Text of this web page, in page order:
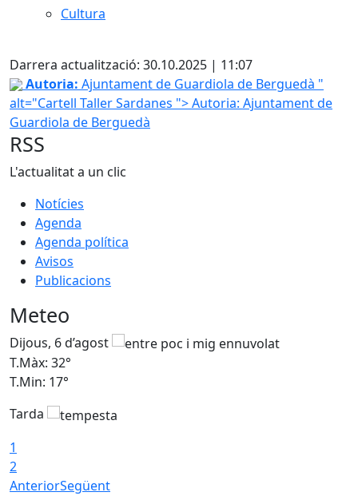
Cultura
Darrera actualització: 30.10.2025 | 11:07
Cartell Taller Sardanes
Autoria: Ajuntament de Guardiola de Berguedà "
alt="Cartell Taller Sardanes ">Autoria: Ajuntament de
Guardiola de Berguedà
RSS
L'actualitat a un clic
Notícies
Agenda
Agenda política
Avisos
Publicacions
Meteo
Dijous, 6 d’agost
T.Màx: 32°
T.Min: 17°
Tarda
1
2
AnteriorSegüent